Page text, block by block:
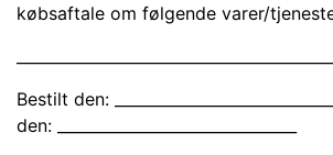
købsaftale om følgende varer/
Bestilt den:
den: _______________________________